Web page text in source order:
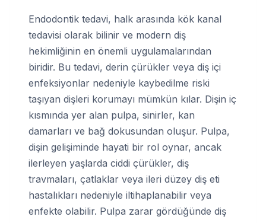
Endodontik tedavi, halk arasında kök kanal
tedavisi olarak bilinir ve modern diş
hekimliğinin en önemli uygulamalarından
biridir. Bu tedavi, derin çürükler veya diş içi
enfeksiyonlar nedeniyle kaybedilme riski
taşıyan dişleri korumayı mümkün kılar. Dişin iç
kısmında yer alan pulpa, sinirler, kan
damarları ve bağ dokusundan oluşur. Pulpa,
dişin gelişiminde hayati bir rol oynar, ancak
ilerleyen yaşlarda ciddi çürükler, diş
travmaları, çatlaklar veya ileri düzey diş eti
hastalıkları nedeniyle iltihaplanabilir veya
enfekte olabilir. Pulpa zarar gördüğünde diş